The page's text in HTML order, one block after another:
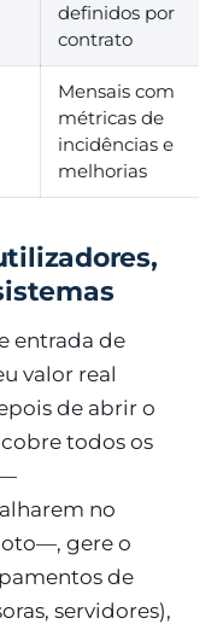
definidos por
contrato
Mensais com
métricas de
incidências e
melhorias
entrada de
valor real
de abrir o
todos os
no
gere o
de
servidores),